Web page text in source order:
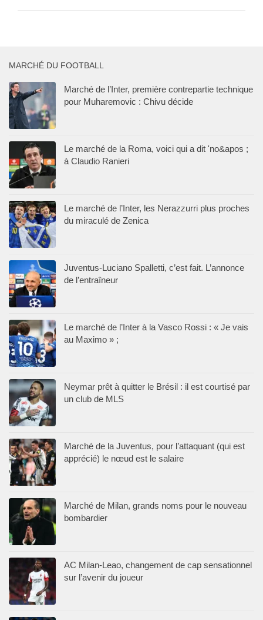
MARCHÉ DU FOOTBALL
Marché de l’Inter, première contrepartie technique
pour Muharemovic : Chivu décide
Le marché de la Roma, voici qui a dit 'no&apos ;
à Claudio Ranieri
Le marché de l’Inter, les Nerazzurri plus proches
du miraculé de Zenica
Juventus-Luciano Spalletti, c’est fait. L’annonce
de l’entraîneur
Le marché de l’Inter à la Vasco Rossi : « Je vais
au Maximo » ;
Neymar prêt à quitter le Brésil : il est courtisé par
un club de MLS
Marché de la Juventus, pour l’attaquant (qui est
apprécié) le nœud est le salaire
Marché de Milan, grands noms pour le nouveau
bombardier
AC Milan-Leao, changement de cap sensationnel
sur l’avenir du joueur